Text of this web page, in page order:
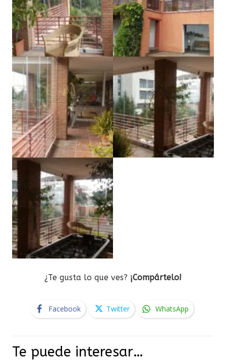
¿Te gusta lo que ves? ¡Compártelo!
Facebook Twitter WhatsApp
Te puede interesar…